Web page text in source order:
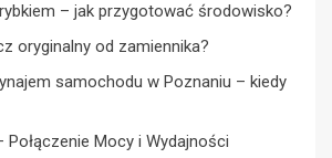
– jak przygotować środowisko?
oryginalny od zamiennika?
samochodu w Poznaniu – kiedy
Połączenie Mocy i Wydajności